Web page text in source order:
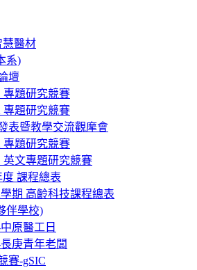
慧醫材
系)
壇
專題研究競賽
專題研究競賽
表暨教學交流觀摩會
專題研究競賽
英文專題研究競賽
度 課程總表
學期 高齡科技課程總表
伴學校)
原醫工日
庚青年老闆
賽-gSIC